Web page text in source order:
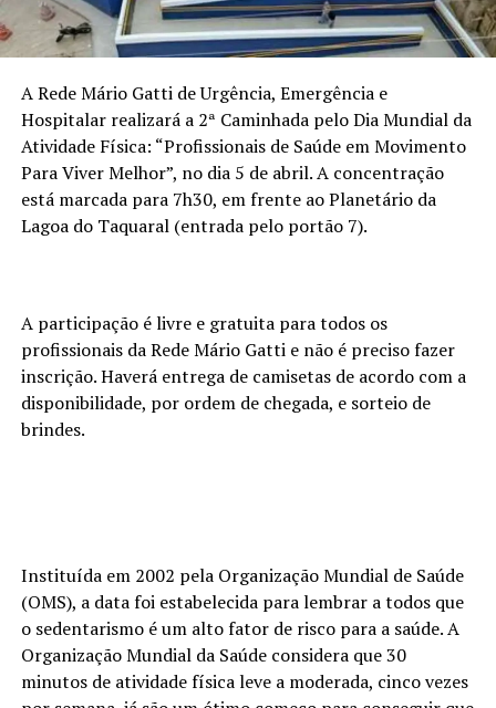
A Rede Mário Gatti de Urgência, Emergência e
Hospitalar realizará a 2ª Caminhada pelo Dia Mundial da
Atividade Física: “Profissionais de Saúde em Movimento
Para Viver Melhor”, no dia 5 de abril. A concentração
está marcada para 7h30, em frente ao Planetário da
Lagoa do Taquaral (entrada pelo portão 7).
A participação é livre e gratuita para todos os
profissionais da Rede Mário Gatti e não é preciso fazer
inscrição. Haverá entrega de camisetas de acordo com a
disponibilidade, por ordem de chegada, e sorteio de
brindes.
Instituída em 2002 pela Organização Mundial de Saúde
(OMS), a data foi estabelecida para lembrar a todos que
o sedentarismo é um alto fator de risco para a saúde. A
Organização Mundial da Saúde considera que 30
minutos de atividade física leve a moderada, cinco vezes